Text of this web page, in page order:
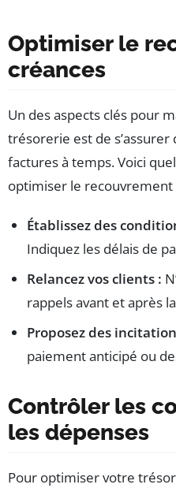
Optimiser le
créances
Un des aspects clés pour
trésorerie est de
factures à temps. Voici
optimiser le recouvrement
Établissez des
Indiquez les délais de
Relancez vos clients :
rappels avant et après
Proposez des
paiement anticipé ou
Contrôler les
les dépenses
Pour optimiser votre